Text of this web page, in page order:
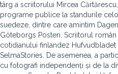
târg a scriitorului Mircea
programe publice la standurile
suedeze, dintre care amintim
Göteborgs Posten. Scriitorul
cotidianului finlandez
SelmaStories. De asemenea, a
cu fotografi independenți și de la